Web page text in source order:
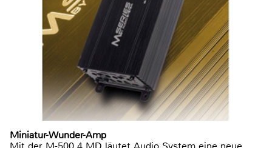
Miniatur-Wunder-Amp